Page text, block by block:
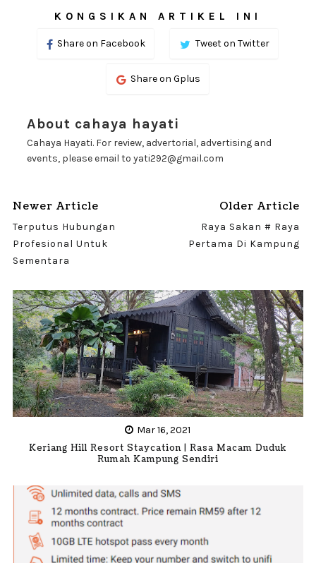
KONGSIKAN ARTIKEL INI
Share on Facebook Tweet on Twitter
Share on Gplus
About cahaya hayati
Cahaya Hayati. For review, advertorial, advertising and
events, please email to yati292@gmail.com
Newer Article
Terputus Hubungan
Profesional Untuk
Sementara
Older Article
Raya Sakan # Raya
Pertama Di Kampung
Mar 16, 2021
Keriang Hill Resort Staycation | Rasa Macam Duduk
Rumah Kampung Sendiri